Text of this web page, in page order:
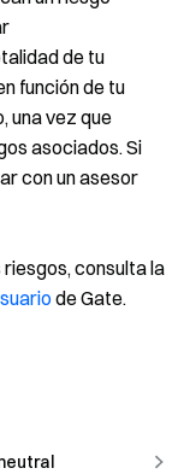
de tu
función de tu
una vez que
asociados. Si
con un asesor
consulta la
de Gate.